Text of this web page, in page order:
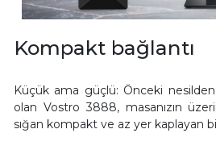
Kompakt bağlantı
Küçük ama güçlü: Önceki
olan Vostro 3888, masanızın
sığan kompakt ve az yer kaplayan